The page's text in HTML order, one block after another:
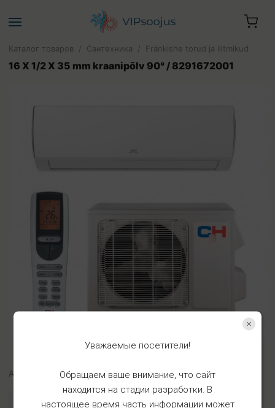
Каталог товаров / Сантехника / Fränkishe torud ja liitmikud
16 X 1/2 X 35 mm kraanipõlv 90° / 8291672001
Арт. FKP16x12x35
Уважаемые посетители!
Обращаем ваше внимание, что сайт
находится на стадии разработки. В
настоящее время часть информации может